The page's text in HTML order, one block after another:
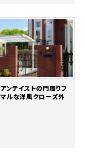
ンテイストの門周りフ
ルな洋風クローズ外